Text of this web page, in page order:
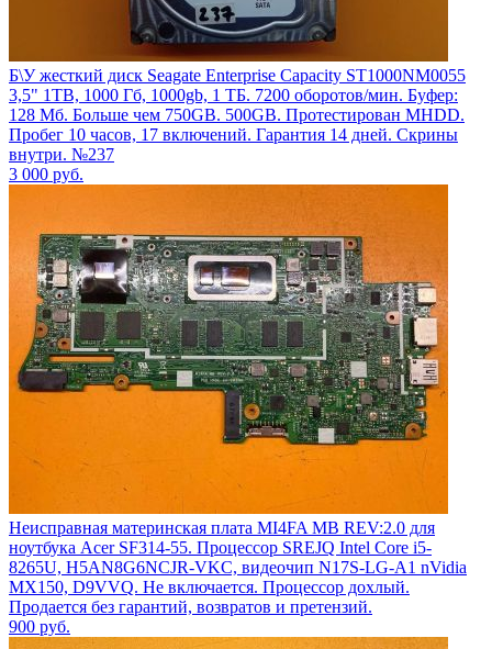
Б\У жесткий диск Seagate Enterprise Capacity ST1000NM0055
3,5" 1TB, 1000 Гб, 1000gb, 1 ТБ. 7200 оборотов/мин. Буфер:
128 Мб. Больше чем 750GB. 500GB. Протестирован MHDD.
Пробег 10 часов, 17 включений. Гарантия 14 дней. Скрины
внутри. №237
3 000 руб.
Неисправная материнская плата MI4FA MB REV:2.0 для
ноутбука Acer SF314-55. Процессор SREJQ Intel Core i5-
8265U, H5AN8G6NCJR-VKC, видеочип N17S-LG-A1 nVidia
MX150, D9VVQ. Не включается. Процессор дохлый.
Продается без гарантий, возвратов и претензий.
900 руб.